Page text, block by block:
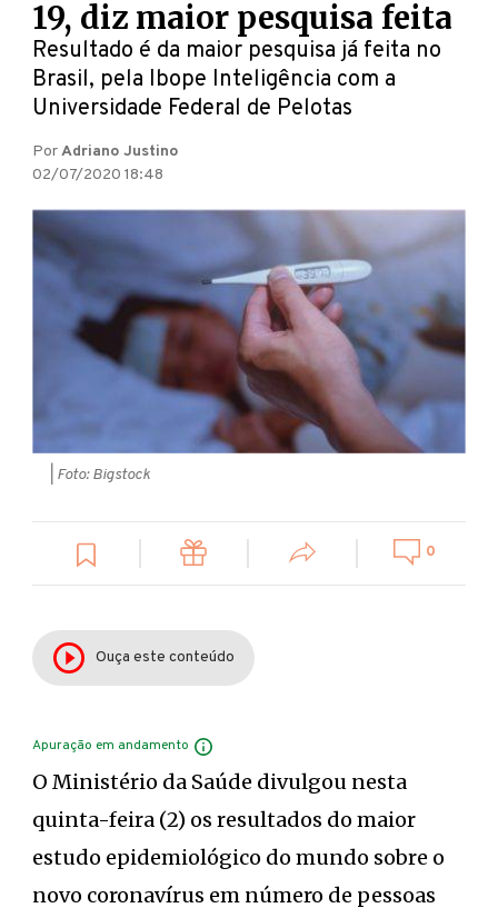
19, diz maior pesquisa feita
Resultado é da maior pesquisa já feita no
Brasil, pela Ibope Inteligência com a
Universidade Federal de Pelotas
PorAdriano Justino
02/07/2020 18:48
| Foto: Bigstock
0
Ouça este conteúdo
Apuração em andamento
O Ministério da Saúde divulgou nesta
quinta-feira (2) os resultados do maior
estudo epidemiológico do mundo sobre o
novo coronavírus em número de pessoas